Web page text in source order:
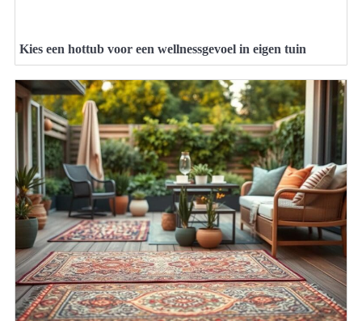
Kies een hottub voor een wellnessgevoel in eigen tuin